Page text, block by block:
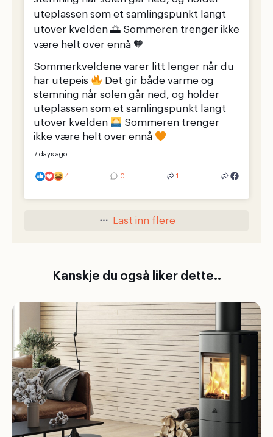
Sommerkveldene varer litt lenger når du
har utepeis
Det gir både varme og
stemning når solen går ned, og holder
uteplassen som et samlingspunkt langt
utover kvelden
Sommeren trenger
ikke være helt over ennå
7 days ago
4 0 1
Last inn flere
Kanskje du også liker dette..